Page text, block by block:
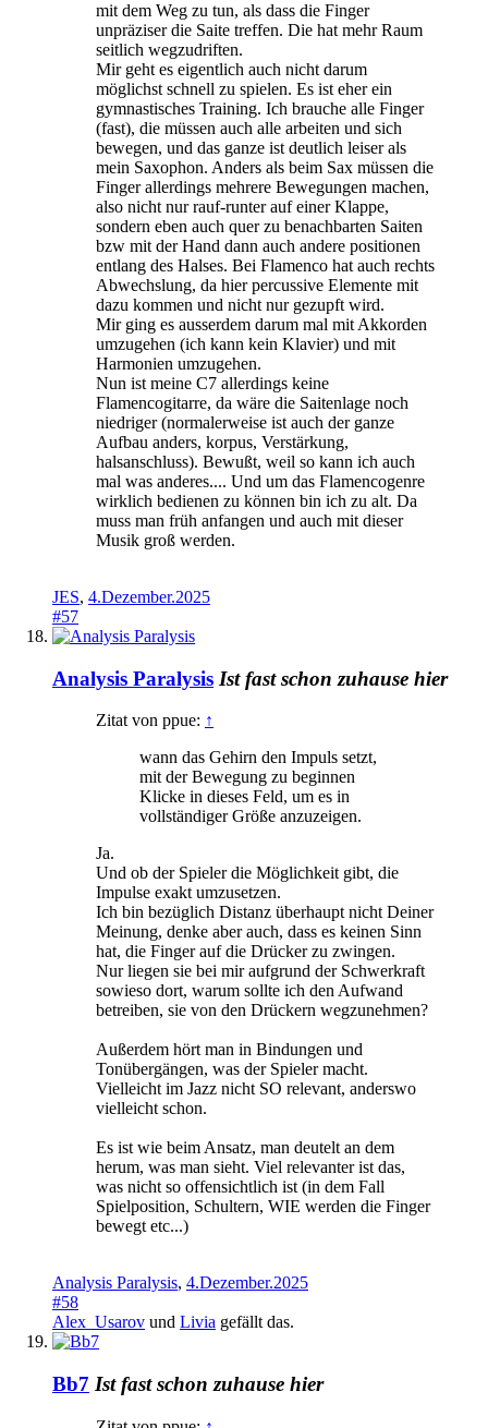
mit dem Weg zu tun, als dass die Finger
unpräziser die Saite treffen. Die hat mehr Raum
seitlich wegzudriften.
Mir geht es eigentlich auch nicht darum
möglichst schnell zu spielen. Es ist eher ein
gymnastisches Training. Ich brauche alle Finger
(fast), die müssen auch alle arbeiten und sich
bewegen, und das ganze ist deutlich leiser als
mein Saxophon. Anders als beim Sax müssen die
Finger allerdings mehrere Bewegungen machen,
also nicht nur rauf-runter auf einer Klappe,
sondern eben auch quer zu benachbarten Saiten
bzw mit der Hand dann auch andere positionen
entlang des Halses. Bei Flamenco hat auch rechts
Abwechslung, da hier percussive Elemente mit
dazu kommen und nicht nur gezupft wird.
Mir ging es ausserdem darum mal mit Akkorden
umzugehen (ich kann kein Klavier) und mit
Harmonien umzugehen.
Nun ist meine C7 allerdings keine
Flamencogitarre, da wäre die Saitenlage noch
niedriger (normalerweise ist auch der ganze
Aufbau anders, korpus, Verstärkung,
halsanschluss). Bewußt, weil so kann ich auch
mal was anderes.... Und um das Flamencogenre
wirklich bedienen zu können bin ich zu alt. Da
muss man früh anfangen und auch mit dieser
Musik groß werden.
JES, 4.Dezember.2025
#57
Analysis Paralysis Ist fast schon zuhause hier
Zitat von ppue: ↑
wann das Gehirn den Impuls setzt,
mit der Bewegung zu beginnen
Klicke in dieses Feld, um es in
vollständiger Größe anzuzeigen.
Ja.
Und ob der Spieler die Möglichkeit gibt, die
Impulse exakt umzusetzen.
Ich bin bezüglich Distanz überhaupt nicht Deiner
Meinung, denke aber auch, dass es keinen Sinn
hat, die Finger auf die Drücker zu zwingen.
Nur liegen sie bei mir aufgrund der Schwerkraft
sowieso dort, warum sollte ich den Aufwand
betreiben, sie von den Drückern wegzunehmen?
Außerdem hört man in Bindungen und
Tonübergängen, was der Spieler macht.
Vielleicht im Jazz nicht SO relevant, anderswo
vielleicht schon.
Es ist wie beim Ansatz, man deutelt an dem
herum, was man sieht. Viel relevanter ist das,
was nicht so offensichtlich ist (in dem Fall
Spielposition, Schultern, WIE werden die Finger
bewegt etc...)
Analysis Paralysis, 4.Dezember.2025
#58
Alex_Usarov und Livia gefällt das.
Bb7 Ist fast schon zuhause hier